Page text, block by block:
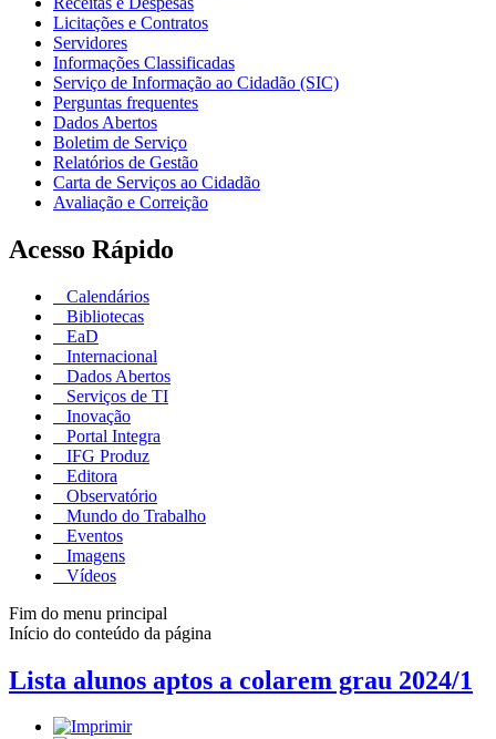
Licitações e Contratos
Servidores
Informações Classificadas
Serviço de Informação ao Cidadão (SIC)
Perguntas frequentes
Dados Abertos
Boletim de Serviço
Relatórios de Gestão
Carta de Serviços ao Cidadão
Avaliação e Correição
Acesso Rápido
Calendários
Bibliotecas
EaD
Internacional
Dados Abertos
Serviços de TI
Inovação
Portal Integra
IFG Produz
Editora
Observatório
Mundo do Trabalho
Eventos
Imagens
Vídeos
Fim do menu principal
Início do conteúdo da página
Lista alunos aptos a colarem grau 2024/1